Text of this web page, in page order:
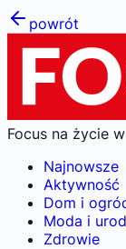
powrót
Focus na życie
Najnowsze
Aktywność
Dom i
Moda i
Zdrowie